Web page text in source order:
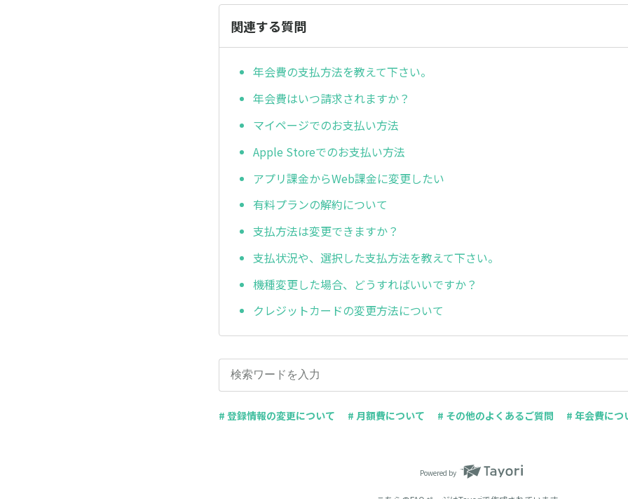
関連する質問
年会費の支払方法を教えて下さい。
年会費はいつ請求されますか？
マイページでのお支払い方法
Apple Storeでのお支払い方法
アプリ課金からWeb課金に変更したい
有料プランの解約について
支払方法は変更できますか？
支払状況や、選択した支払方法を教えて下さい。
機種変更した場合、どうすればいいですか？
クレジットカードの変更方法について
# 登録情報の変更について # 月額費について # その他のよくあるご質問 # 年会費につ
Powered by